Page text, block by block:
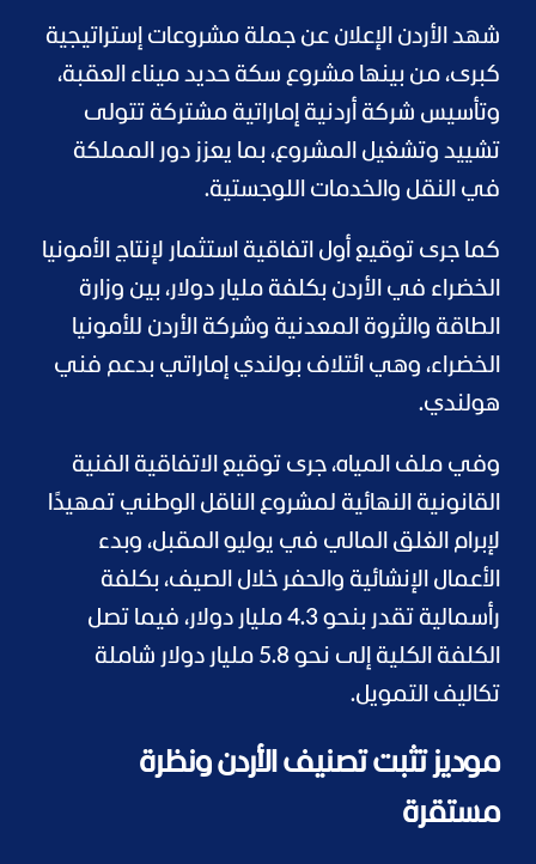
شهد الأردن الإعلان عن جملة مشروعات إستراتيجية
كبرى، من بينها مشروع سكة حديد ميناء العقبة،
وتأسيس شركة أردنية إماراتية مشتركة تتولى
تشييد وتشغيل المشروع، بما يعزز دور المملكة
في النقل والخدمات اللوجستية.
كما جرى توقيع أول اتفاقية استثمار لإنتاج الأمونيا
الخضراء في الأردن بكلفة مليار دولار، بين وزارة
الطاقة والثروة المعدنية وشركة الأردن للأمونيا
الخضراء، وهي ائتلاف بولندي إماراتي بدعم فني
هولندي.
وفي ملف المياه، جرى توقيع الاتفاقية الفنية
القانونية النهائية لمشروع الناقل الوطني تمهيدًا
لإبرام الغلق المالي في يوليو المقبل، وبدء
الأعمال الإنشائية والحفر خلال الصيف، بكلفة
رأسمالية تقدر بنحو 4.3 مليار دولار، فيما تصل
الكلفة الكلية إلى نحو 5.8 مليار دولار شاملة
تكاليف التمويل.
موديز تثبت تصنيف الأردن ونظرة
مستقرة